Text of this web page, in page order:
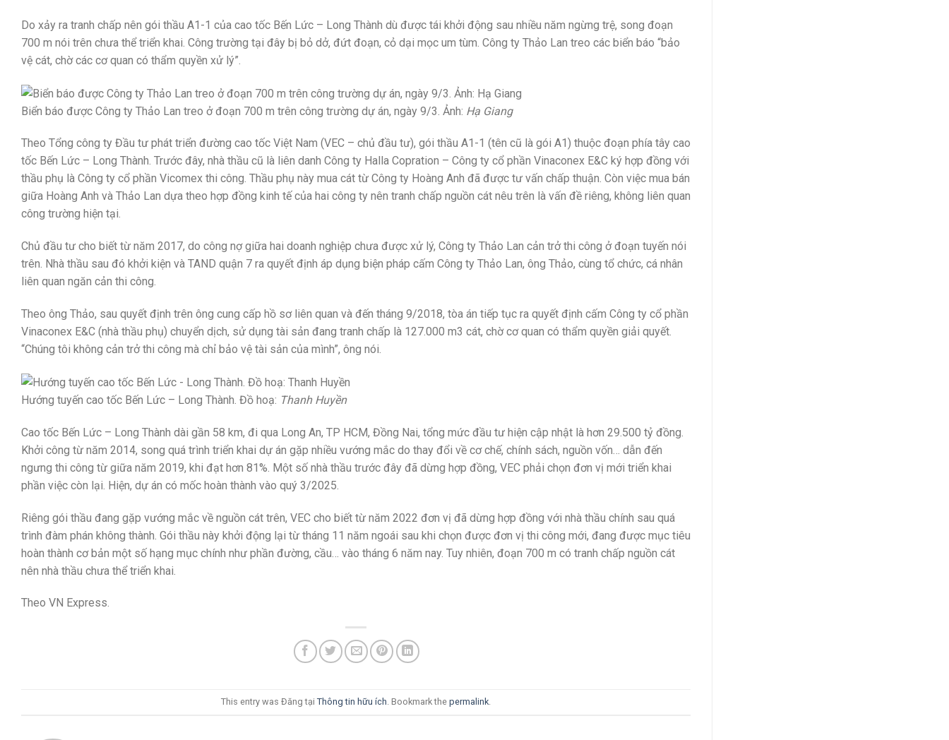
Do xảy ra tranh chấp nên gói thầu A1-1 của cao tốc Bến Lức – Long Thành dù được tái khởi động sau nhiều năm ngừng trệ, song đoạn
700 m nói trên chưa thể triển khai. Công trường tại đây bị bỏ dở, đứt đoạn, cỏ dại mọc um tùm. Công ty Thảo Lan treo các biển báo “bảo
vệ cát, chờ các cơ quan có thẩm quyền xử lý”.
Biển báo được Công ty Thảo Lan treo ở đoạn 700 m trên công trường dự án, ngày 9/3. Ảnh: Hạ Giang
Theo Tổng công ty Đầu tư phát triển đường cao tốc Việt Nam (VEC – chủ đầu tư), gói thầu A1-1 (tên cũ là gói A1) thuộc đoạn phía tây cao
tốc Bến Lức – Long Thành. Trước đây, nhà thầu cũ là liên danh Công ty Halla Copration – Công ty cổ phần Vinaconex E&C ký hợp đồng với
thầu phụ là Công ty cổ phần Vicomex thi công. Thầu phụ này mua cát từ Công ty Hoàng Anh đã được tư vấn chấp thuận. Còn việc mua bán
giữa Hoàng Anh và Thảo Lan dựa theo hợp đồng kinh tế của hai công ty nên tranh chấp nguồn cát nêu trên là vấn đề riêng, không liên quan
công trường hiện tại.
Chủ đầu tư cho biết từ năm 2017, do công nợ giữa hai doanh nghiệp chưa được xử lý, Công ty Thảo Lan cản trở thi công ở đoạn tuyến nói
trên. Nhà thầu sau đó khởi kiện và TAND quận 7 ra quyết định áp dụng biện pháp cấm Công ty Thảo Lan, ông Thảo, cùng tổ chức, cá nhân
liên quan ngăn cản thi công.
Theo ông Thảo, sau quyết định trên ông cung cấp hồ sơ liên quan và đến tháng 9/2018, tòa án tiếp tục ra quyết định cấm Công ty cổ phần
Vinaconex E&C (nhà thầu phụ) chuyển dịch, sử dụng tài sản đang tranh chấp là 127.000 m3 cát, chờ cơ quan có thẩm quyền giải quyết.
“Chúng tôi không cản trở thi công mà chỉ bảo vệ tài sản của mình”, ông nói.
Hướng tuyến cao tốc Bến Lức – Long Thành. Đồ hoạ: Thanh Huyền
Cao tốc Bến Lức – Long Thành dài gần 58 km, đi qua Long An, TP HCM, Đồng Nai, tổng mức đầu tư hiện cập nhật là hơn 29.500 tỷ đồng.
Khởi công từ năm 2014, song quá trình triển khai dự án gặp nhiều vướng mắc do thay đổi về cơ chế, chính sách, nguồn vốn… dẫn đến
ngưng thi công từ giữa năm 2019, khi đạt hơn 81%. Một số nhà thầu trước đây đã dừng hợp đồng, VEC phải chọn đơn vị mới triển khai
phần việc còn lại. Hiện, dự án có mốc hoàn thành vào quý 3/2025.
Riêng gói thầu đang gặp vướng mắc về nguồn cát trên, VEC cho biết từ năm 2022 đơn vị đã dừng hợp đồng với nhà thầu chính sau quá
trình đàm phán không thành. Gói thầu này khởi động lại từ tháng 11 năm ngoái sau khi chọn được đơn vị thi công mới, đang được mục tiêu
hoàn thành cơ bản một số hạng mục chính như phần đường, cầu… vào tháng 6 năm nay. Tuy nhiên, đoạn 700 m có tranh chấp nguồn cát
nên nhà thầu chưa thể triển khai.
Theo VN Express.
This entry was Đăng tại Thông tin hữu ích . Bookmark the permalink